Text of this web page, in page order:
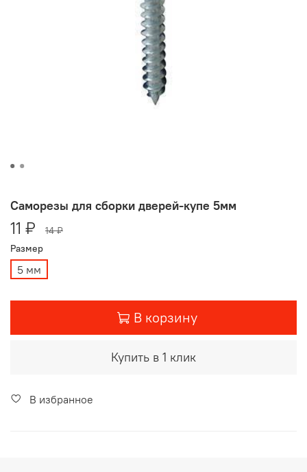
Саморезы для сборки дверей-купе 5мм
11 ₽
14 ₽
Размер
5 мм
В корзину
Купить в 1 клик
В избранное